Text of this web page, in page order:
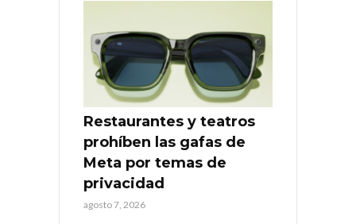
Restaurantes y teatros
prohíben las gafas de
Meta por temas de
privacidad
agosto 7, 2026